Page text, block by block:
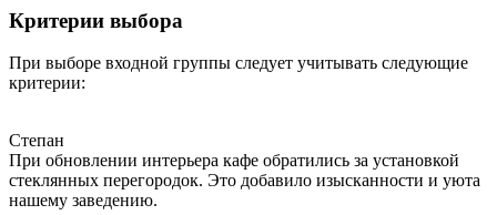
Критерии выбора
При выборе входной группы следует учитывать следующие
критерии:
Степан
При обновлении интерьера кафе обратились за установкой
стеклянных перегородок. Это добавило изысканности и уюта
нашему заведению.